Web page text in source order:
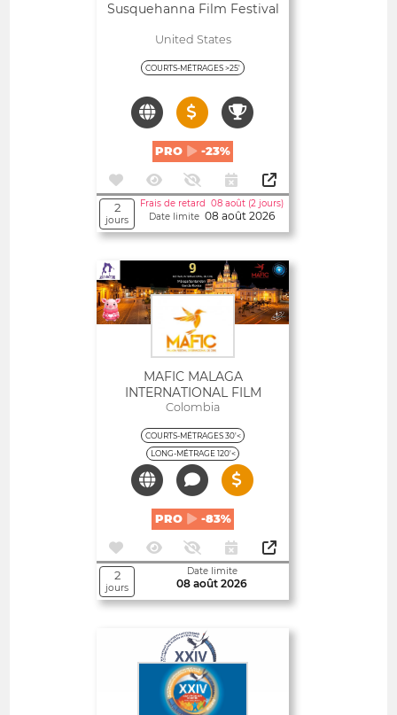
Susquehanna Film Festival
United States
COURTS-MÉTRAGES >25'
PRO -23%
2
jours
Frais de retard 08 août (2 jours)
Date limite 08 août 2026
MAFIC MALAGA
INTERNATIONAL FILM
FESTIVAL
Colombia
COURTS-MÉTRAGES 30'<
LONG-MÉTRAGE 120'<
PRO -83%
2
jours
Date limite
08 août 2026
Ouvert
Ouvert